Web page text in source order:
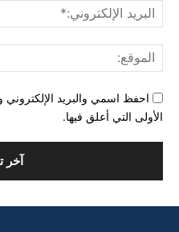
احفظ اسمي والبريد
الأولى التي أعلق فيها.